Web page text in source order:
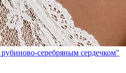
серебряным сердечком"